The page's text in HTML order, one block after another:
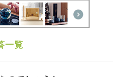
一覧